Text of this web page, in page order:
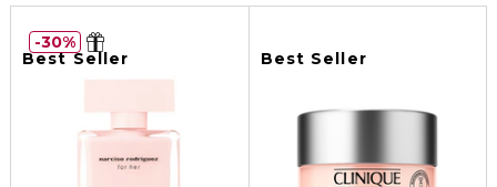
Best Seller
30%
Best Seller